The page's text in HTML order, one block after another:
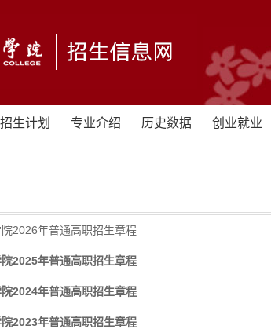
招生计划 专业介绍 历史数据 创业就业
2026年普通高职招生章程
2025年普通高职招生章程
2024年普通高职招生章程
2023年普通高职招生章程